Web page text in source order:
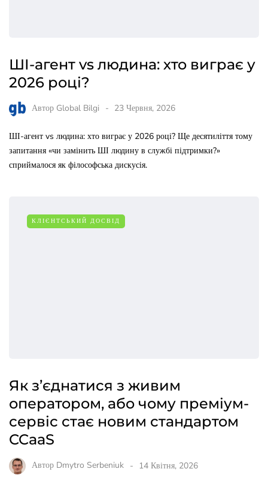
ШІ-агент vs людина: хто виграє у
2026 році?
Автор Global Bilgi 23 Червня, 2026
ШІ-агент vs людина: хто виграє у 2026 році? Ще десятиліття тому
запитання «чи замінить ШІ людину в службі підтримки?»
сприймалося як філософська дискусія.
КЛІЄНТСЬКИЙ ДОСВІД
Як з’єднатися з живим
оператором, або чому преміум-
сервіс стає новим стандартом
CCaaS
Автор Dmytro Serbeniuk 14 Квітня, 2026